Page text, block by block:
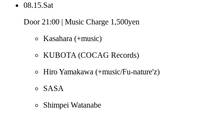
08.15.Sat
Door 21:00 | Music Charge 1,500yen
Kasahara (+music)
KUBOTA (COCAG Records)
Hiro Yamakawa (+music/Fu-nature'z)
SASA
Shimpei Watanabe